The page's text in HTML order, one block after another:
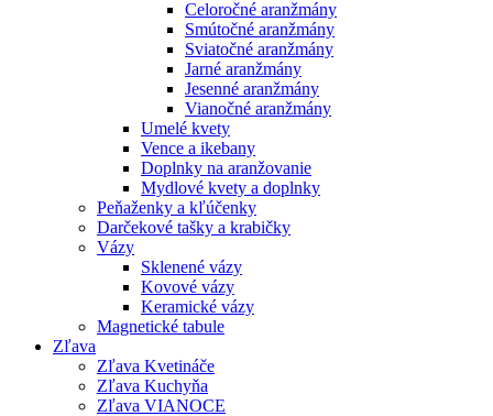
Celoročné aranžmány
Smútočné aranžmány
Sviatočné aranžmány
Jarné aranžmány
Jesenné aranžmány
Vianočné aranžmány
Umelé kvety
Vence a ikebany
Doplnky na aranžovanie
Mydlové kvety a doplnky
Peňaženky a kľúčenky
Darčekové tašky a krabičky
Vázy
Sklenené vázy
Kovové vázy
Keramické vázy
Magnetické tabule
Zľava
Zľava Kvetináče
Zľava Kuchyňa
Zľava VIANOCE